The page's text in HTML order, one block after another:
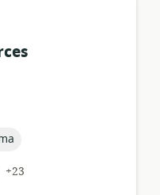
+23